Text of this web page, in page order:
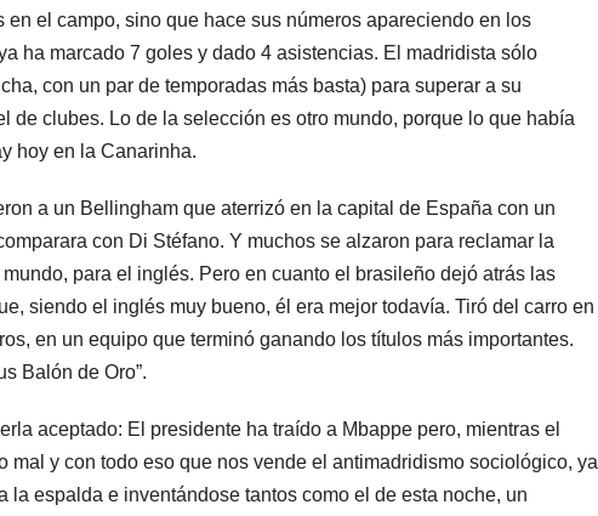
el campo, sino que hace sus números apareciendo en los
ha marcado 7 goles y dado 4 asistencias. El madridista sólo
con un par de temporadas más basta) para superar a su
de clubes. Lo de la selección es otro mundo, porque lo que había
hoy en la Canarinha.
a un Bellingham que aterrizó en la capital de España con un
con Di Stéfano. Y muchos se alzaron para reclamar la
para el inglés. Pero en cuanto el brasileño dejó atrás las
siendo el inglés muy bueno, él era mejor todavía. Tiró del carro en
en un equipo que terminó ganando los títulos más importantes.
Balón de Oro”.
aceptado: El presidente ha traído a Mbappe pero, mientras el
y con todo eso que nos vende el antimadridismo sociológico, ya
espalda e inventándose tantos como el de esta noche, un